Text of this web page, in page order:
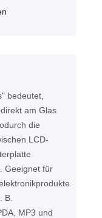
bedeutet,
am Glas
die
LCD-
Geeignet für
B.
MP3 und